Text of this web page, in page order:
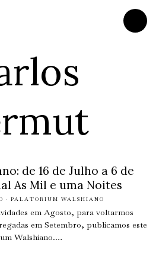
de 16 de Julho a 6 de
As Mil e uma Noites
· PALATORIUM WALSHIANO
em Agosto, para voltarmos
em Setembro, publicamos este
Walshiano.…